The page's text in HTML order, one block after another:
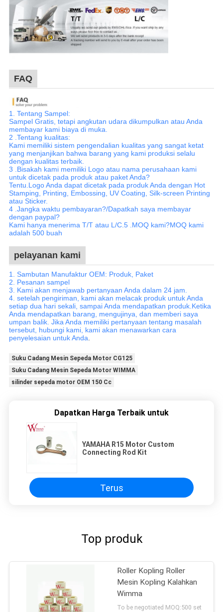
FAQ
1. Tentang Sampel:
Sampel Gratis, tetapi angkutan udara dikumpulkan atau Anda
membayar kami biaya di muka.
2 .Tentang kualitas:
Kami memiliki sistem pengendalian kualitas yang sangat ketat
yang menjanjikan bahwa barang yang kami produksi selalu
dengan kualitas terbaik.
3 .Bisakah kami memiliki Logo atau nama perusahaan kami
untuk dicetak pada produk atau paket Anda?
Tentu.Logo Anda dapat dicetak pada produk Anda dengan Hot
Stamping, Printing, Embossing, UV Coating, Silk-screen Printing
atau Sticker.
4 .Jangka waktu pembayaran?/Dapatkah saya membayar
dengan paypal?
Kami hanya menerima T/T atau L/C.5 .MOQ kami?MOQ kami
adalah 500 buah
pelayanan kami
1. Sambutan Manufaktur OEM: Produk, Paket
2. Pesanan sampel
3. Kami akan menjawab pertanyaan Anda dalam 24 jam.
4. setelah pengiriman, kami akan melacak produk untuk Anda
setiap dua hari sekali, sampai Anda mendapatkan produk.Ketika
Anda mendapatkan barang, mengujinya, dan memberi saya
umpan balik. Jika Anda memiliki pertanyaan tentang masalah
tersebut, hubungi kami, kami akan menawarkan cara
penyelesaian untuk Anda
Suku Cadang Mesin Sepeda Motor CG125
Suku Cadang Mesin Sepeda Motor WIMMA
silinder sepeda motor OEM 150 Cc
Dapatkan Harga Terbaik untuk
YAMAHA R15 Motor Custom
Connecting Rod Kit
Terus
Top produk
Roller Kopling Roller
Mesin Kopling Kalahkan
Wimma
To be negotiated MOQ:500 set